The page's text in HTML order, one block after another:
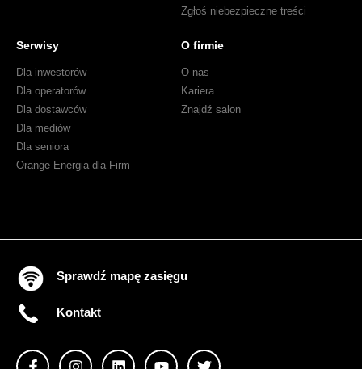
Zgłoś niebezpieczne treści
Serwisy
Dla inwestorów
Dla operatorów
Dla dostawców
Dla mediów
Dla seniora
Orange Energia dla Firm
O firmie
O nas
Kariera
Znajdź salon
Sprawdź mapę zasięgu
Kontakt